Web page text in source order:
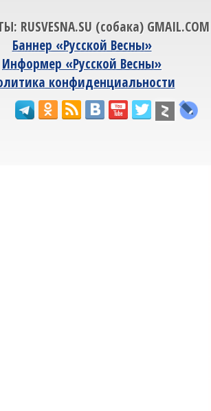
RUSVESNA.SU (собака) GMAIL.COM
Баннер «Русской Весны»
Информер «Русской Весны»
конфиденциальности